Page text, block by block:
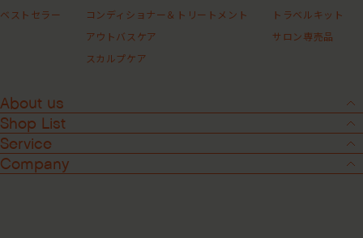
ベストセラー
コンディショナー＆トリートメント
アウトバスケア
スカルプケア
トラベルキット
サロン専売品
About us
Shop List
Service
Company